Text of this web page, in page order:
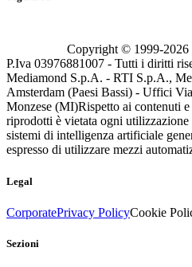
Copyright © 1999-2026
P.Iva 03976881007 - Tutti i diritti
Mediamond S.p.A. - RTI S.p.A.,
Amsterdam (Paesi Bassi) - Uffici
Monzese (MI)Rispetto ai contenuti
riprodotti è vietata ogni utilizzazione
sistemi di intelligenza artificiale
espresso di utilizzare mezzi
Legal
CorporatePrivacy PolicyCookie
Sezioni